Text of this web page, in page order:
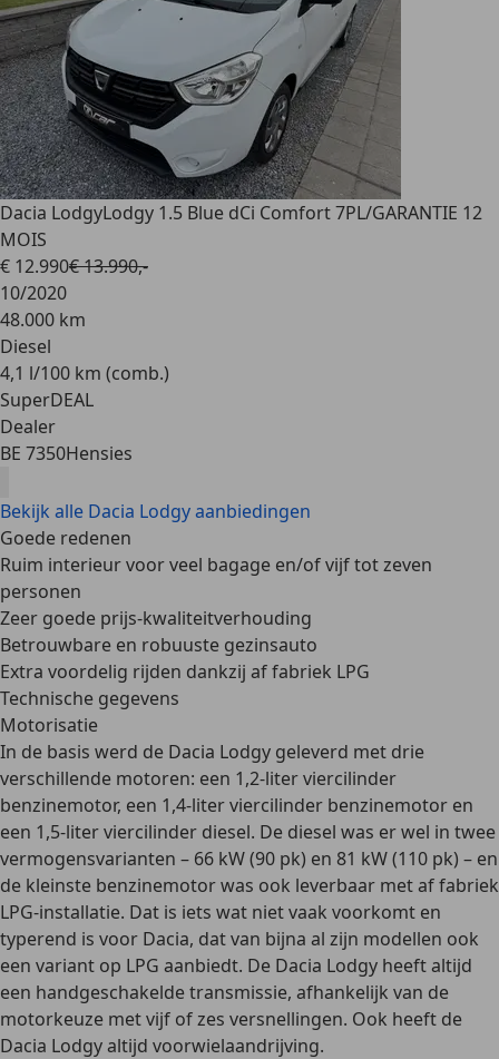
Dacia LodgyLodgy 1.5 Blue dCi Comfort 7PL/GARANTIE 12
MOIS
€ 12.990€ 13.990,-
10/2020
48.000 km
Diesel
4,1 l/100 km (comb.)
SuperDEAL
Dealer
BE 7350Hensies
Bekijk alle Dacia Lodgy aanbiedingen
Goede redenen
Ruim interieur voor veel bagage en/of vijf tot zeven
personen
Zeer goede prijs-kwaliteitverhouding
Betrouwbare en robuuste gezinsauto
Extra voordelig rijden dankzij af fabriek LPG
Technische gegevens
Motorisatie
In de basis werd de Dacia Lodgy geleverd met drie
verschillende motoren: een 1,2-liter viercilinder
benzinemotor, een 1,4-liter viercilinder benzinemotor en
een 1,5-liter viercilinder diesel. De diesel was er wel in twee
vermogensvarianten – 66 kW (90 pk) en 81 kW (110 pk) – en
de kleinste benzinemotor was ook leverbaar metaf fabriek
LPG-installatie. Dat is iets wat niet vaak voorkomt en
typerend is voor Dacia, dat van bijna al zijn modellen ook
een variant op LPG aanbiedt. De Dacia Lodgy heeft altijd
een handgeschakelde transmissie, afhankelijk van de
motorkeuze metvijf of zes versnellingen. Ook heeft de
Dacia Lodgyaltijd voorwielaandrijving.